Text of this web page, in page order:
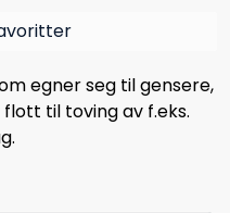
egner seg til gensere,
til toving av f.eks.